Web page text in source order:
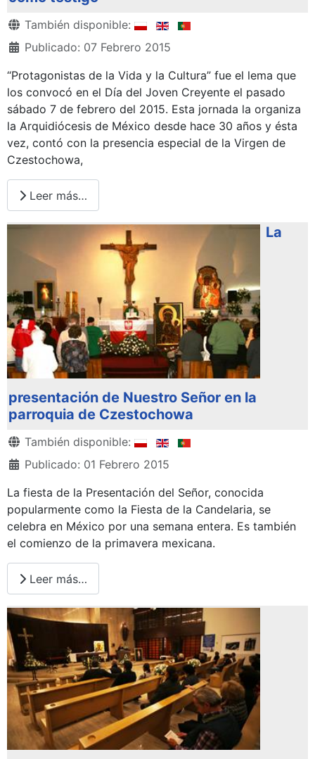
Detalles
También disponible:
Publicado: 07 Febrero 2015
“Protagonistas de la Vida y la Cultura” fue el lema que
los convocó en el Día del Joven Creyente el pasado
sábado 7 de febrero del 2015. Esta jornada la organiza
la Arquidiócesis de México desde hace 30 años y ésta
vez, contó con la presencia especial de la Virgen de
Czestochowa,
Leer más…
La
presentación de Nuestro Señor en la
parroquia de Czestochowa
Detalles
También disponible:
Publicado: 01 Febrero 2015
La fiesta de la Presentación del Señor, conocida
popularmente como la Fiesta de la Candelaria, se
celebra en México por una semana entera. Es también
el comienzo de la primavera mexicana.
Leer más…